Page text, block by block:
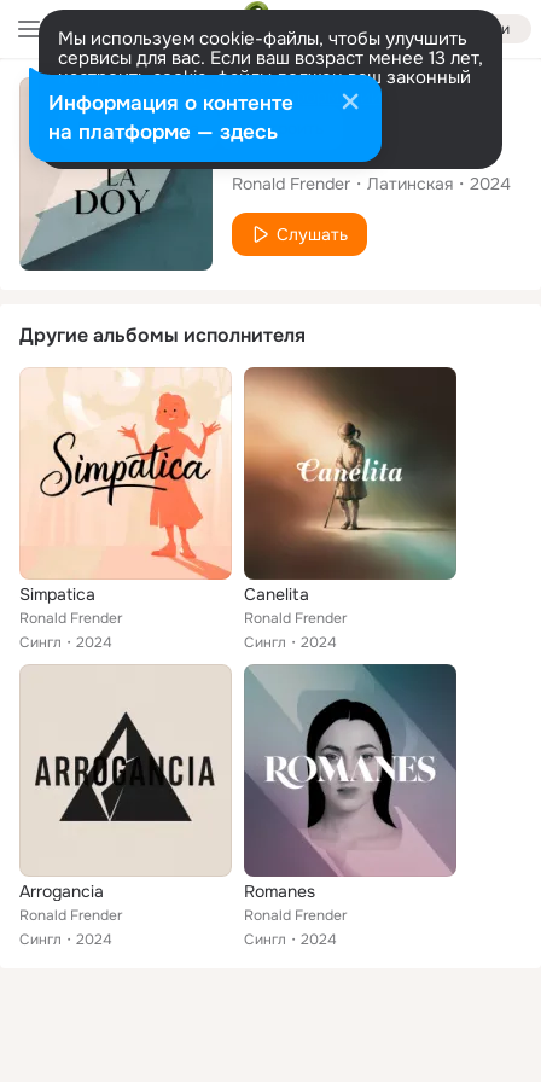
Войти
Мы используем cookie-файлы, чтобы улучшить
сервисы для вас. Если ваш возраст менее 13 лет,
настроить cookie-файлы должен ваш законный
представитель. Больше информации
Разрешить все Настроить
Сингл
Casi la doy
Ronald Frender Латинская 2024
Слушать
Другие альбомы исполнителя
Simpatica
Ronald Frender
Сингл
2024
Canelita
Ronald Frender
Сингл
2024
Arrogancia
Ronald Frender
Сингл
2024
Romanes
Ronald Frender
Сингл
2024
Информация о контенте
на платформе — здесь